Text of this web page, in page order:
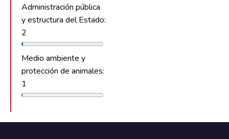
Administración pública
y estructura del Estado:
2
Medio ambiente y
protección de animales:
1